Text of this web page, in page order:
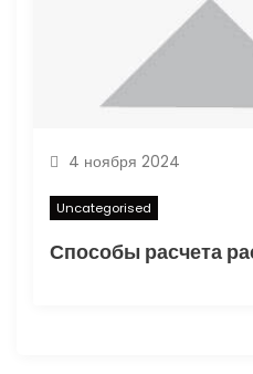
4 ноября 2024
Uncategorised